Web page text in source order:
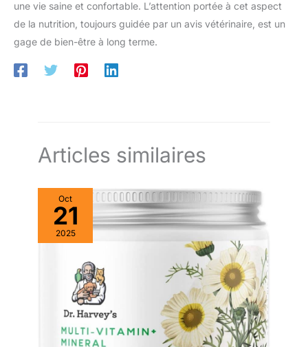
une vie saine et confortable. L’attention portée à cet aspect
de la nutrition, toujours guidée par un avis vétérinaire, est un
gage de bien-être à long terme.
Articles similaires
Oct
21
2025